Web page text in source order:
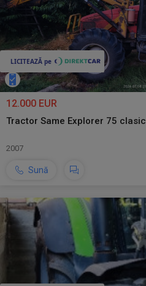
12.000 EUR
Tractor Same Explorer 75 clasic
2007
Sună